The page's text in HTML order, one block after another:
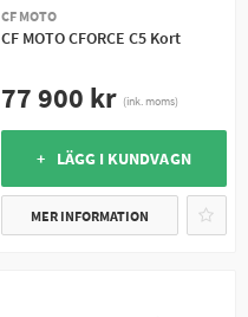
CF MOTO
CF MOTO CFORCE C5 Kort
77 900 kr (ink. moms)
+ LÄGG I KUNDVAGN
MER INFORMATION